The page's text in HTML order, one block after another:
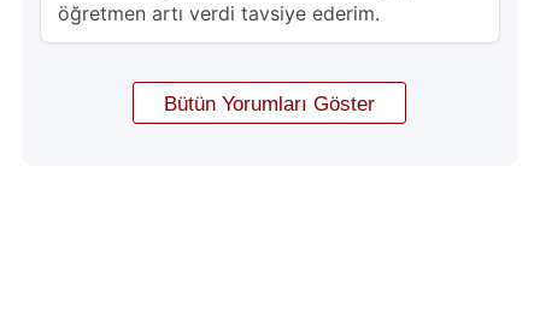
öğretmen artı verdi tavsiye ederim.